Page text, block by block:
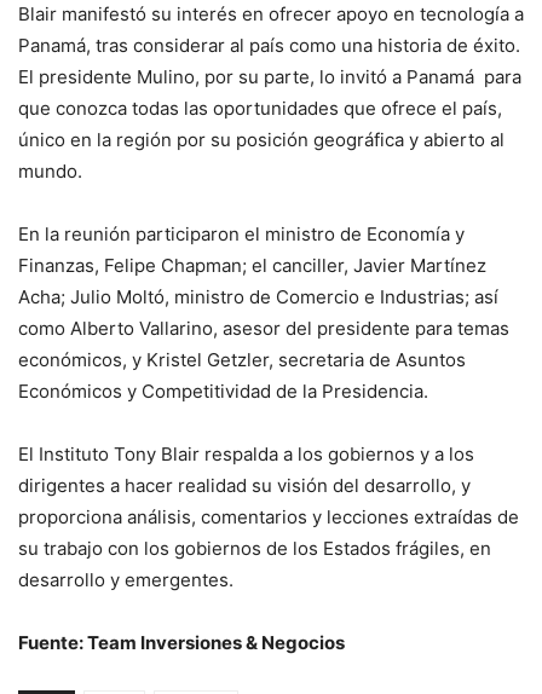
Blair manifestó su interés en ofrecer apoyo en tecnología a
Panamá, tras considerar al país como una historia de éxito.
El presidente Mulino, por su parte, lo invitó a Panamá para
que conozca todas las oportunidades que ofrece el país,
único en la región por su posición geográfica y abierto al
mundo.
En la reunión participaron el ministro de Economía y
Finanzas, Felipe Chapman; el canciller, Javier Martínez
Acha; Julio Moltó, ministro de Comercio e Industrias; así
como Alberto Vallarino, asesor del presidente para temas
económicos, y Kristel Getzler, secretaria de Asuntos
Económicos y Competitividad de la Presidencia.
El Instituto Tony Blair respalda a los gobiernos y a los
dirigentes a hacer realidad su visión del desarrollo, y
proporciona análisis, comentarios y lecciones extraídas de
su trabajo con los gobiernos de los Estados frágiles, en
desarrollo y emergentes.
Fuente: Team Inversiones & Negocios